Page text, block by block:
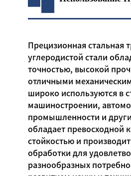
Прецизионная стальная
углеродистой стали
точностью, высокой
отличными
широко используются в
машиностроении,
промышленности и
обладает превосходной
стойкостью и
обработки для
разнообразных